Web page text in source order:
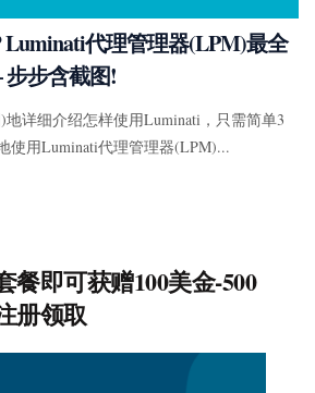
代理管理器(LPM)最全
步步含截图!
详细介绍怎样使用Luminati，只需简单3
使用Luminati代理管理器(LPM)...
餐即可获赠100美金-500
册领取